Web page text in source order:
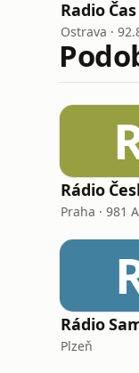
Radio Čas
Ostrava ·
Rádio
Praha · 981
Rádio
Plzeň